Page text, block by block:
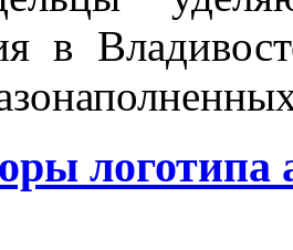
в
логотипа